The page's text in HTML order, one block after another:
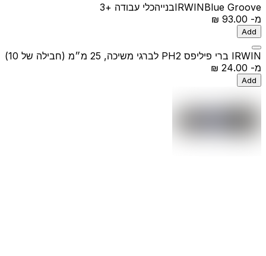
IRWINBlue Groove בנייהכלי עבודה +3
מ-
Add
IRWIN ברי פיליפס PH2 לברגי משיכה, 25 מ״מ (חבילה של 10)
מ-
Add